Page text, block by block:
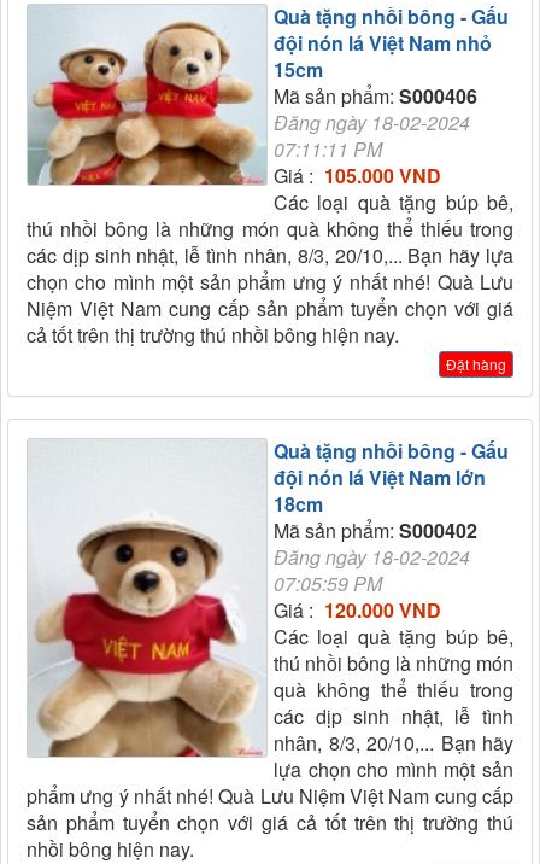
Quà tặng nhồi bông - Gấu
đội nón lá Việt Nam nhỏ
15cm
Mã sản phẩm: S000406
Đăng ngày 18-02-2024
07:11:11 PM
Giá : 105.000 VND
Các loại quà tặng búp bê,
thú nhồi bông là những món quà không thể thiếu trong
các dịp sinh nhật, lễ tình nhân, 8/3, 20/10,... Bạn hãy lựa
chọn cho mình một sản phẩm ưng ý nhất nhé! Quà Lưu
Niệm Việt Nam cung cấp sản phẩm tuyển chọn với giá
cả tốt trên thị trường thú nhồi bông hiện nay.
Đặt hàng
Quà tặng nhồi bông - Gấu
đội nón lá Việt Nam lớn
18cm
Mã sản phẩm: S000402
Đăng ngày 18-02-2024
07:05:59 PM
Giá : 120.000 VND
Các loại quà tặng búp bê,
thú nhồi bông là những món
quà không thể thiếu trong
các dịp sinh nhật, lễ tình
nhân, 8/3, 20/10,... Bạn hãy
lựa chọn cho mình một sản
phẩm ưng ý nhất nhé! Quà Lưu Niệm Việt Nam cung cấp
sản phẩm tuyển chọn với giá cả tốt trên thị trường thú
nhồi bông hiện nay.